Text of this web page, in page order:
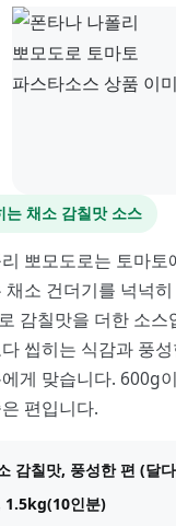
는 채소 감칠맛 소스
뽀모도로는 토마토
채소 건더기를 넉넉
감칠맛을 더한 소스
씹히는 식감과 풍
게 맞습니다. 600g
편입니다.
감칠맛, 풍성한 편 (달
1.5kg(10인분)